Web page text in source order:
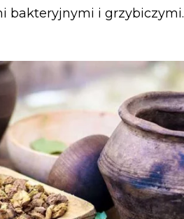
bakteryjnymi i grzybiczymi.